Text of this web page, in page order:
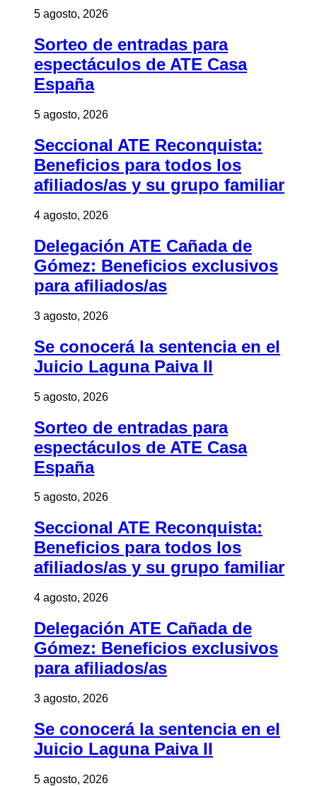
5 agosto, 2026
Sorteo de entradas para
espectáculos de ATE Casa
España
5 agosto, 2026
Seccional ATE Reconquista:
Beneficios para todos los
afiliados/as y su grupo familiar
4 agosto, 2026
Delegación ATE Cañada de
Gómez: Beneficios exclusivos
para afiliados/as
3 agosto, 2026
Se conocerá la sentencia en el
Juicio Laguna Paiva II
5 agosto, 2026
Sorteo de entradas para
espectáculos de ATE Casa
España
5 agosto, 2026
Seccional ATE Reconquista:
Beneficios para todos los
afiliados/as y su grupo familiar
4 agosto, 2026
Delegación ATE Cañada de
Gómez: Beneficios exclusivos
para afiliados/as
3 agosto, 2026
Se conocerá la sentencia en el
Juicio Laguna Paiva II
5 agosto, 2026